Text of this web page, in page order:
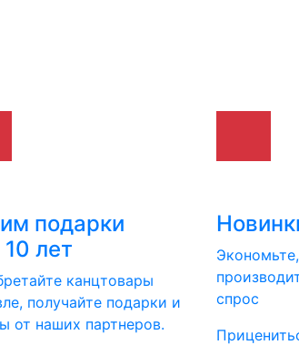
подарки
лет
канцтовары
получайте подарки и
от наших партнеров.
спрос